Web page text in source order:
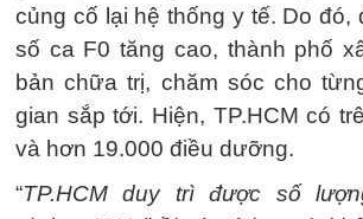
củng cố lại hệ thống y tế. Do đó,
số ca F0 tăng cao, thành phố
bản chữa trị, chăm sóc cho
gian sắp tới. Hiện, TP.HCM có
và hơn 19.000 điều dưỡng.
“TP.HCM duy trì được số